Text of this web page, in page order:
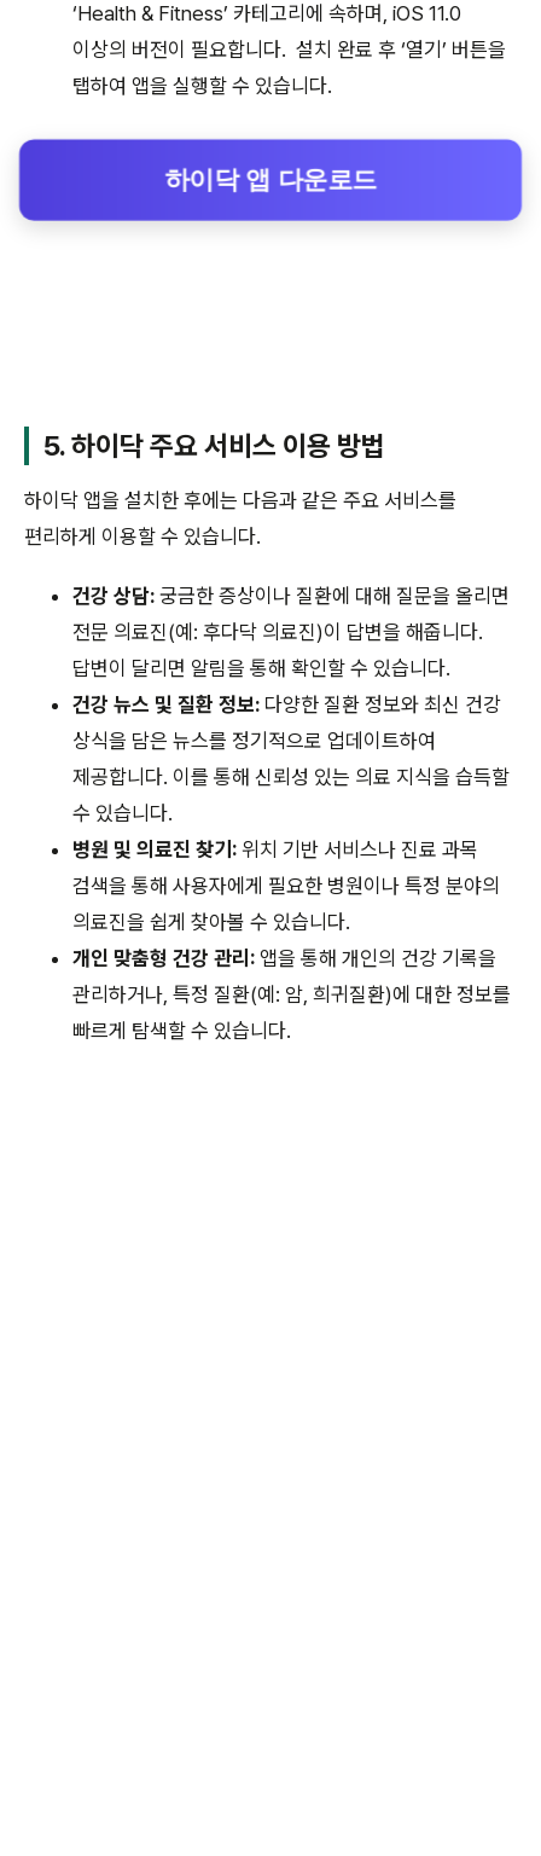
‘Health & Fitness’ 카테고리에 속하며, iOS 11.0
이상의 버전이 필요합니다. 설치 완료 후 ‘열기’ 버튼을
탭하여 앱을 실행할 수 있습니다.
하이닥 앱 다운로드
5. 하이닥 주요 서비스 이용 방법
하이닥 앱을 설치한 후에는 다음과 같은 주요 서비스를
편리하게 이용할 수 있습니다.
건강 상담: 궁금한 증상이나 질환에 대해 질문을 올리면
전문 의료진(예: 후다닥 의료진)이 답변을 해줍니다.
답변이 달리면 알림을 통해 확인할 수 있습니다.
건강 뉴스 및 질환 정보: 다양한 질환 정보와 최신 건강
상식을 담은 뉴스를 정기적으로 업데이트하여
제공합니다. 이를 통해 신뢰성 있는 의료 지식을 습득할
수 있습니다.
병원 및 의료진 찾기: 위치 기반 서비스나 진료 과목
검색을 통해 사용자에게 필요한 병원이나 특정 분야의
의료진을 쉽게 찾아볼 수 있습니다.
개인 맞춤형 건강 관리: 앱을 통해 개인의 건강 기록을
관리하거나, 특정 질환(예: 암, 희귀질환)에 대한 정보를
빠르게 탐색할 수 있습니다.